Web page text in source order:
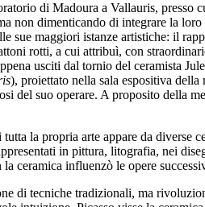
di Madoura a Vallauris,
non dimenticando di integrare la
sue maggiori istanze artistiche: il
rotti, a cui attribuì, con
usciti dal tornio del ceramista
), proiettato nella sala espositiva
del suo operare. A proposito della
la propria arte appare da
in pittura, litografia, nei
ceramica influenzò le opere
di tecniche tradizionali, ma